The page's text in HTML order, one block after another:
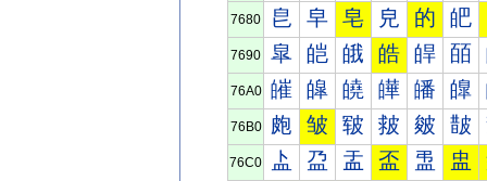
7680 皀 皁 皂 皃 的 皅
7690 皐 皑 皒 皓 皔 皕
76A0 皠 皡 皢 皣 皤 皥
76B0 皰 皱 皲 皳 皴 皵
76C0 盀 盁 盂 盃 盄 盅